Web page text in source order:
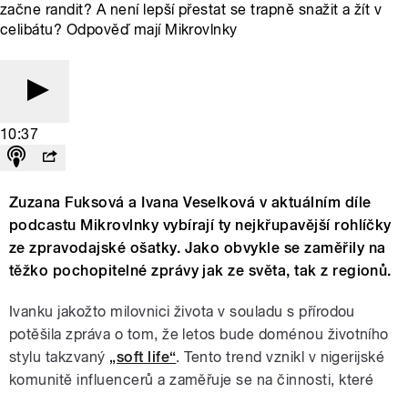
začne randit? A není lepší přestat se trapně snažit a žít v
celibátu? Odpověď mají Mikrovlnky
10:37
Zuzana Fuksová a Ivana Veselková v aktuálním díle
podcastu Mikrovlnky vybírají ty nejkřupavější rohlíčky
ze zpravodajské ošatky. Jako obvykle se zaměřily na
těžko pochopitelné zprávy jak ze světa, tak z regionů.
Ivanku jakožto milovnici života v souladu s přírodou
potěšila zpráva o tom, že letos bude doménou životního
stylu takzvaný „soft life“. Tento trend vznikl v nigerijské
komunitě influencerů a zaměřuje se na činnosti, které